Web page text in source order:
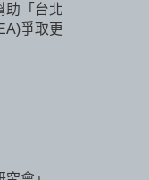
助「台北
爭取更